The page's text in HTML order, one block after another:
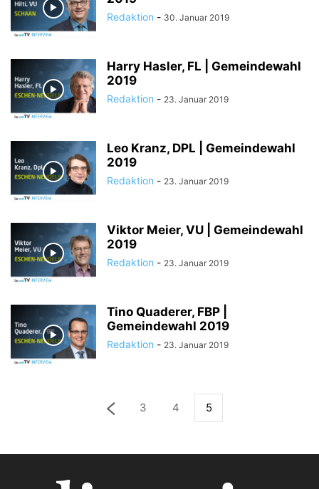
Redaktion - 30. Januar 2019
Harry Hasler, FL | Gemeindewahl
2019
Redaktion - 23. Januar 2019
Leo Kranz, DPL | Gemeindewahl
2019
Redaktion - 23. Januar 2019
Viktor Meier, VU | Gemeindewahl
2019
Redaktion - 23. Januar 2019
Tino Quaderer, FBP |
Gemeindewahl 2019
Redaktion - 23. Januar 2019
3 4 5